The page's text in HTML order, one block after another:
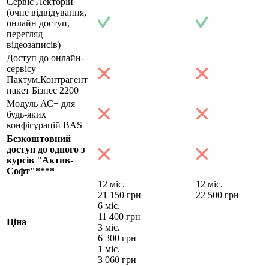
(очне відвідування,
онлайн доступ,
перегляд
відеозаписів)
Доступ до онлайн-
сервісу
Пактум.Контрагент
пакет Бізнес 2200
Модуль АС+ для
будь-яких
конфігурацій BAS
Безкоштовний
доступ до одного з
курсів "Актив-
Софт"****
Ціна
12 міс.
21 150 грн
6 міс.
11 400 грн
3 міс.
6 300 грн
1 міс.
3 060 грн
12 міс.
22 500 грн